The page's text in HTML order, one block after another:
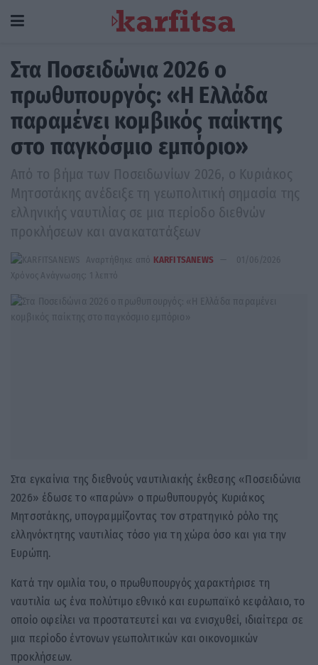
Στα Ποσειδώνια 2026 ο
πρωθυπουργός: «Η Ελλάδα
παραμένει κομβικός παίκτης
στο παγκόσμιο εμπόριο»
Από το βήμα των Ποσειδωνίων 2026, ο Κυριάκος
Μητσοτάκης ανέδειξε τη γεωπολιτική σημασία της
ελληνικής ναυτιλίας σε μια περίοδο διεθνών
προκλήσεων και ανακατατάξεων
Αναρτήθηκε από KARFITSANEWS
01/06/2026
Χρόνος Ανάγνωσης: 1 λεπτό
Στα εγκαίνια της διεθνούς ναυτιλιακής έκθεσης «Ποσειδώνια
2026» έδωσε το «παρών» ο πρωθυπουργός Κυριάκος
Μητσοτάκης, υπογραμμίζοντας τον στρατηγικό ρόλο της
ελληνόκτητης ναυτιλίας τόσο για τη χώρα όσο και για την
Ευρώπη.
Κατά την ομιλία του, ο πρωθυπουργός χαρακτήρισε τη
ναυτιλία ως ένα πολύτιμο εθνικό και ευρωπαϊκό κεφάλαιο, το
οποίο οφείλει να προστατευτεί και να ενισχυθεί, ιδιαίτερα σε
μια περίοδο έντονων γεωπολιτικών και οικονομικών
προκλήσεων.